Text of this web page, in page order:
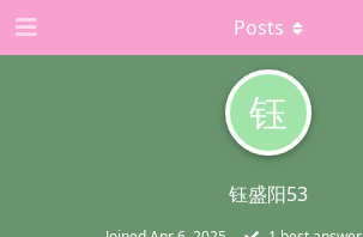
钰
钰盛阳53
Posts